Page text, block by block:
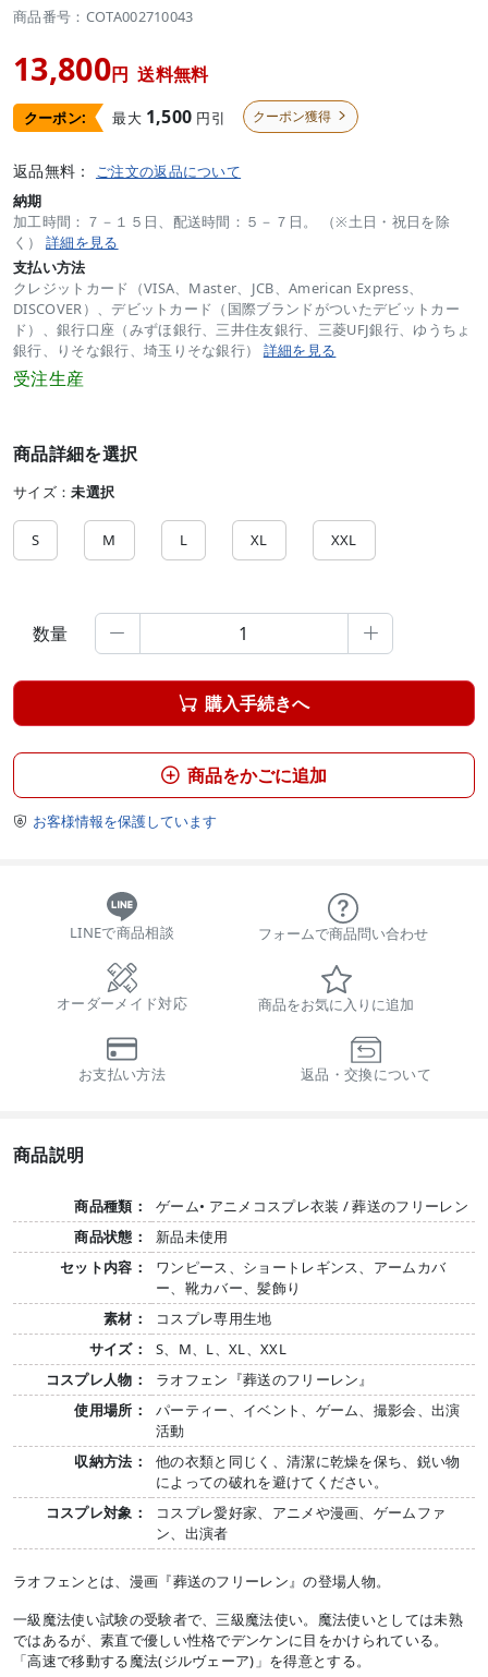
商品番号：COTA002710043
13,800円 送料無料
クーポン: 最大 1,500 円引 クーポン獲得 
返品無料： ご注文の返品について
納期
加工時間：７－１５日、配送時間：５－７日。 （※土日・祝日を除
く） 詳細を見る
支払い方法
クレジットカード（VISA、Master、JCB、American Express、
DISCOVER）、デビットカード（国際ブランドがついたデビットカー
ド）、銀行口座（みずほ銀行、三井住友銀行、三菱UFJ銀行、ゆうちょ
銀行、りそな銀行、埼玉りそな銀行） 詳細を見る
受注生産
商品詳細を選択
サイズ：未選択
S M L XL XXL
数量  
 購入手続きへ
 商品をかごに追加
 お客様情報を保護しています
LINEで商品相談 フォームで商品問い合わせ
オーダーメイド対応 商品をお気に入りに追加
お支払い方法 返品・交換について
商品説明
商品種類：
ゲーム• アニメコスプレ衣装 / 葬送のフリーレン
商品状態：
新品未使用
セット内容：
ワンピース、ショートレギンス、アームカバ
ー、靴カバー、髪飾り
素材：
コスプレ専用生地
サイズ：
S、M、L、XL、XXL
コスプレ人物：
ラオフェン『葬送のフリーレン』
使用場所：
パーティー、イベント、ゲーム、撮影会、出演
活動
収納方法：
他の衣類と同じく、清潔に乾燥を保ち、鋭い物
によっての破れを避けてください。
コスプレ対象：
コスプレ愛好家、アニメや漫画、ゲームファ
ン、出演者
ラオフェンとは、漫画『葬送のフリーレン』の登場人物。
一級魔法使い試験の受験者で、三級魔法使い。魔法使いとしては未熟
ではあるが、素直で優しい性格でデンケンに目をかけられている。
「高速で移動する魔法(ジルヴェーア)」を得意とする。